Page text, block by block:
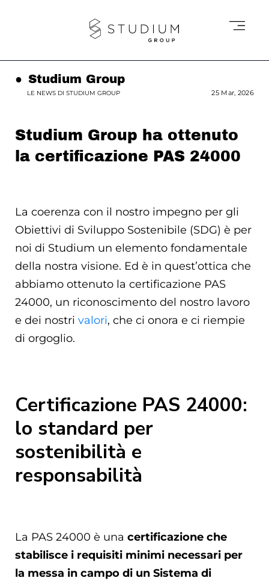
● Studium Group
LE NEWS DI STUDIUM GROUP 25 Mar, 2026
Studium Group ha ottenuto
la certificazione PAS 24000
La coerenza con il nostro impegno per gli
Obiettivi di Sviluppo Sostenibile (SDG) è per
noi di Studium un elemento fondamentale
della nostra visione. Ed è in quest’ottica che
abbiamo ottenuto la certificazione PAS
24000, un riconoscimento del nostro lavoro
e dei nostri valori, che ci onora e ci riempie
di orgoglio.
Certificazione PAS 24000:
lo standard per
sostenibilità e
responsabilità
La PAS 24000 è una certificazione che
stabilisce i requisiti minimi necessari per
la messa in campo di un Sistema di